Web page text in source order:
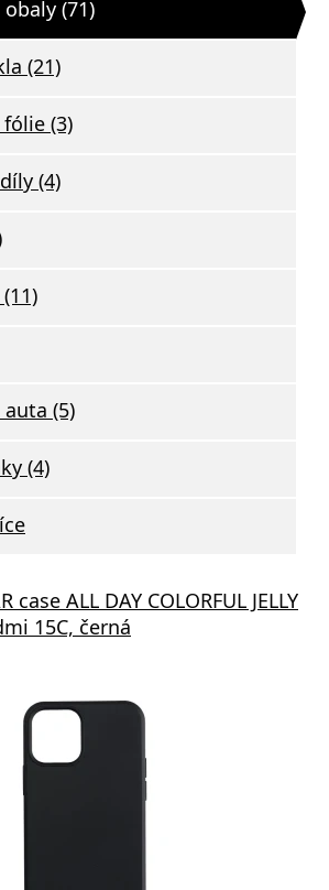
(71)
(21)
(3)
(4)
(5)
(4)
case ALL DAY COLORFUL JELLY
15C, černá